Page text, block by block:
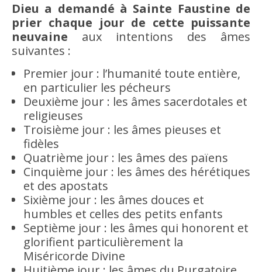
Dieu a demandé à Sainte Faustine de
prier chaque jour de cette puissante
neuvaine aux intentions des âmes
suivantes :
Premier jour : l’humanité toute entière,
en particulier les pécheurs
Deuxième jour : les âmes sacerdotales et
religieuses
Troisième jour : les âmes pieuses et
fidèles
Quatrième jour : les âmes des païens
Cinquième jour : les âmes des hérétiques
et des apostats
Sixième jour : les âmes douces et
humbles et celles des petits enfants
Septième jour : les âmes qui honorent et
glorifient particulièrement la
Miséricorde Divine